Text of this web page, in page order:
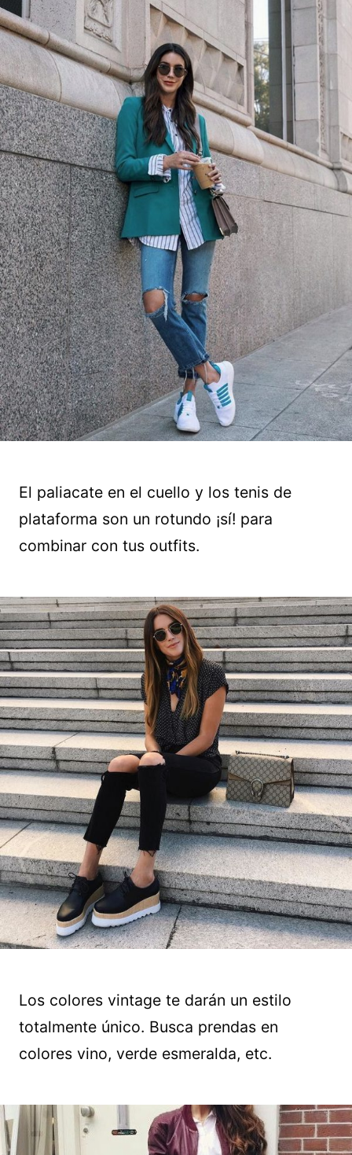
El paliacate en el cuello y los tenis de
plataforma son un rotundo ¡sí! para
combinar con tus outfits.
Los colores vintage te darán un estilo
totalmente único. Busca prendas en
colores vino, verde esmeralda, etc.